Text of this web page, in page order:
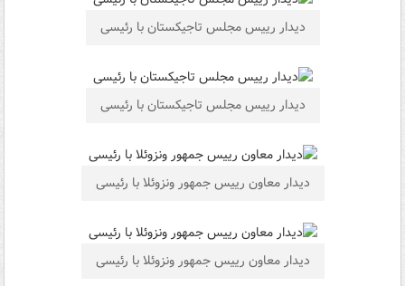
دیدار رییس مجلس تاجیکستان با رئیسی
دیدار رییس مجلس تاجیکستان با رئیسی
دیدار معاون رییس جمهور ونزوئلا با رئیسی
دیدار معاون رییس جمهور ونزوئلا با رئیسی